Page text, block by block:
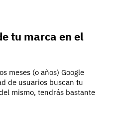
tu marca en el
meses (o años) Google
de usuarios buscan tu
mismo, tendrás bastante